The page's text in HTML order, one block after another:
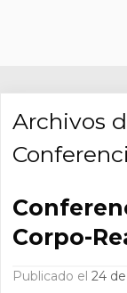
Archivos
Corpo-
Publicado el24